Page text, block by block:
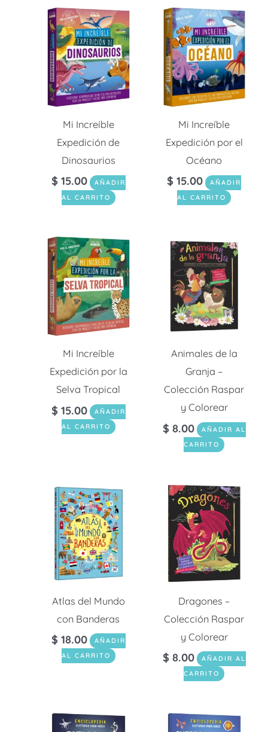
Mi Increíble
Expedición de
Dinosaurios
$ 15.00
AÑADIR
AL CARRITO
Mi Increíble
Expedición por el
Océano
$ 15.00
AÑADIR
AL CARRITO
Mi Increíble
Expedición por la
Selva Tropical
$ 15.00
AÑADIR
AL CARRITO
Animales de la
Granja –
Colección Raspar
y Colorear
$ 8.00
AÑADIR AL
CARRITO
Atlas del Mundo
con Banderas
$ 18.00
AÑADIR
AL CARRITO
Dragones –
Colección Raspar
y Colorear
$ 8.00
AÑADIR AL
CARRITO